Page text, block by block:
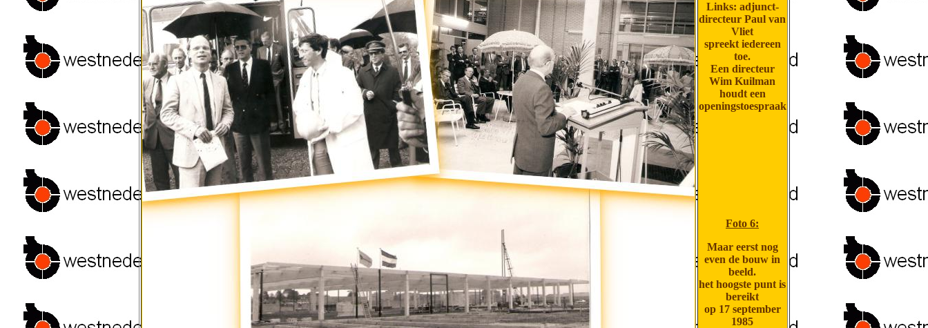
Links: adjunct-
directeur Paul van
Vliet
spreekt iedereen
toe.
Een directeur
Wim Kuilman
houdt een
openingstoespraak
Foto 6:
Maar eerst nog
even de bouw in
beeld.
het hoogste punt is
bereikt
op 17 september
1985